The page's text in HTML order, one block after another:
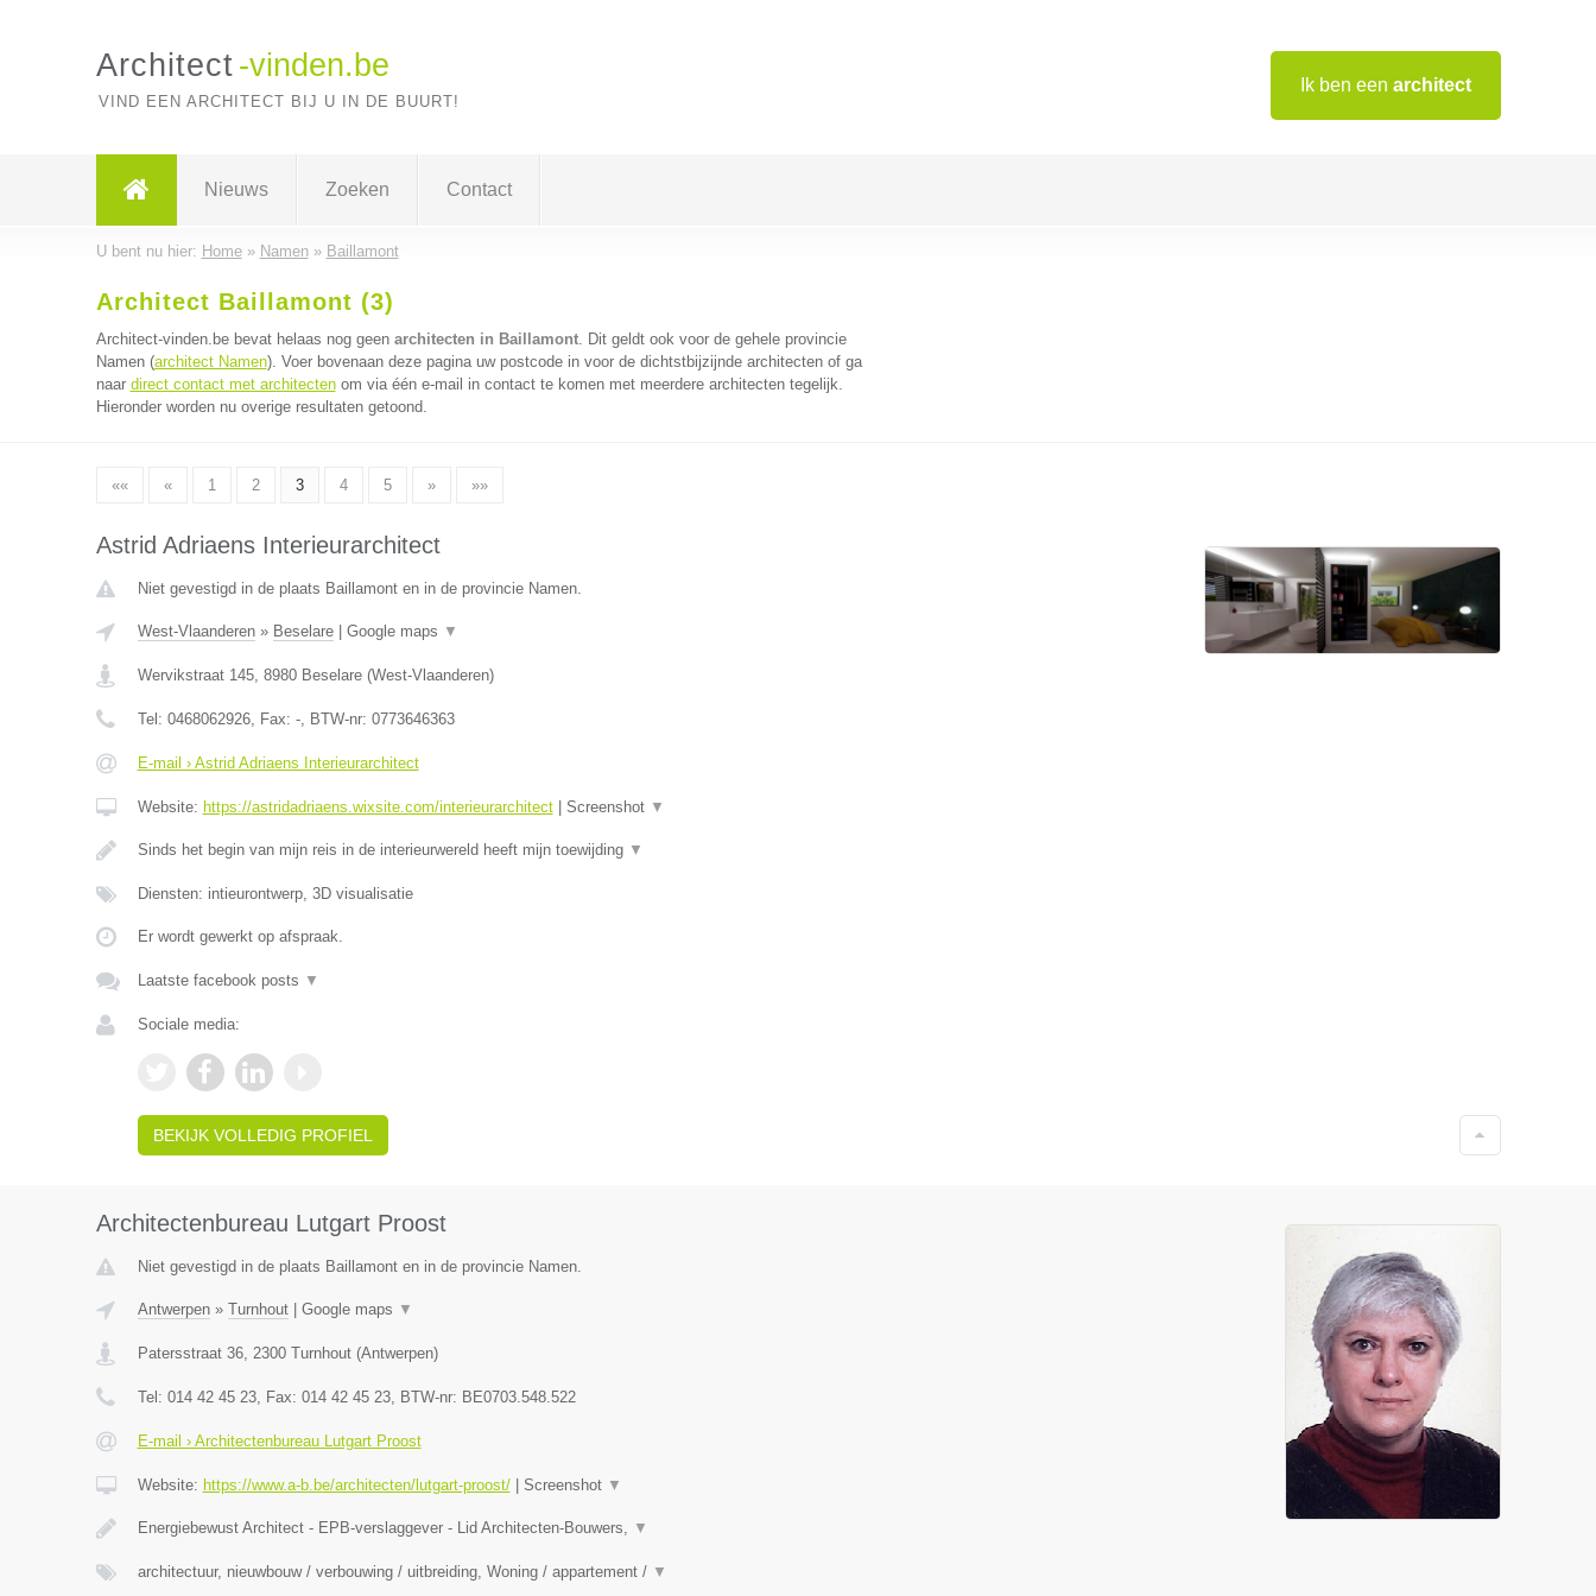
Ik ben een architect
Architect -vinden.be
VIND EEN ARCHITECT BIJ U IN DE BUURT!
Nieuws Zoeken Contact
U bent nu hier: Home» Namen» Baillamont
Architect Baillamont (3)
Architect-vinden.be bevat helaas nog geen architecten in Baillamont. Dit geldt ook voor de gehele provincie
Namen (architect Namen). Voer bovenaan deze pagina uw postcode in voor de dichtstbijzijnde architecten of ga
naar direct contact met architectenom via één e-mail in contact te komen met meerdere architecten tegelijk.
Hieronder worden nu overige resultaten getoond.
«« « 1 2 3 4 5 » »»
Astrid Adriaens Interieurarchitect
Niet gevestigd in de plaats Baillamont en in de provincie Namen.
West-Vlaanderen» Beselare| Google maps ▼
Wervikstraat 145, 8980 Beselare(West-Vlaanderen)
Tel: 0468062926, Fax: -, BTW-nr: 0773646363
E-mail › Astrid Adriaens Interieurarchitect
Website: https://astridadriaens.wixsite.com/interieurarchitect| Screenshot ▼
Sinds het begin van mijn reis in de interieurwereld heeft mijn toewijding ▼
Diensten: intieurontwerp, 3D visualisatie
Er wordt gewerkt op afspraak.
Laatste facebook posts ▼
Sociale media:
BEKIJK VOLLEDIG PROFIEL
Architectenbureau Lutgart Proost
Niet gevestigd in de plaats Baillamont en in de provincie Namen.
Antwerpen» Turnhout| Google maps ▼
Patersstraat 36, 2300 Turnhout(Antwerpen)
Tel: 014 42 45 23, Fax: 014 42 45 23, BTW-nr: BE0703.548.522
E-mail › Architectenbureau Lutgart Proost
Website: https://www.a-b.be/architecten/lutgart-proost/| Screenshot ▼
Energiebewust Architect - EPB-verslaggever - Lid Architecten-Bouwers, ▼
architectuur, nieuwbouw / verbouwing / uitbreiding, Woning / appartement / ▼